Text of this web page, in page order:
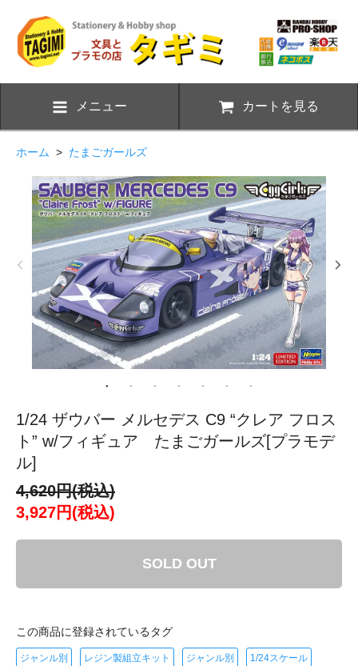
メニュー カートを見る
ホーム > たまごガールズ
1/24 ザウバー メルセデス C9 “クレア フロス
ト” w/フィギュア たまごガールズ[プラモデ
ル]
4,620円(税込)
3,927円(税込)
SOLD OUT
この商品に登録されているタグ
ジャンル別 レジン製組立キット ジャンル別 1/24スケール